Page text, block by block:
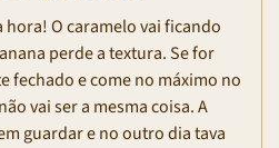
hora! O caramelo vai ficando
perde a textura. Se for
fechado e come no máximo no
vai ser a mesma coisa. A
guardar e no outro dia tava